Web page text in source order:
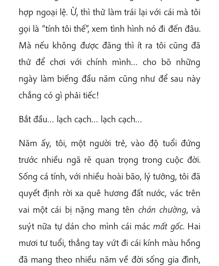
hợp ngoại lệ. Ừ, thì thử làm trái lại với cái mà tôi
gọi là “tính tôi thế”, xem tình hình nó đi đến đâu.
Mà nếu không được đăng thì ít ra tôi cũng đã
thử để chơi với chính mình… cho bõ những
ngày làm biếng đầu năm cũng như để sau này
chẳng có gì phải tiếc!
Bắt đầu… lạch cạch… lạch cạch…
Năm ấy, tôi, một người trẻ, vào độ tuổi đứng
trước nhiều ngã rẽ quan trọng trong cuộc đời.
Sống cá tính, với nhiều hoài bão, lý tưởng, tôi đã
quyết định rời xa quê hương đất nước, vác trên
vai một cái bị nặng mang tên chán chường, và
suýt nữa tự dán cho mình cái mácmất gốc. Hai
mươi tư tuổi, thẳng tay vứt đi cái kính màu hồng
đã mang theo nhiều năm về đời sống gia đình,